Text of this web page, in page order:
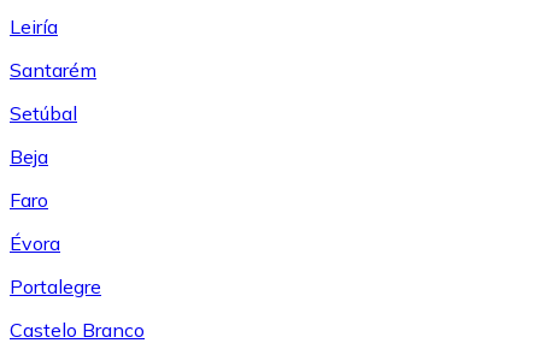
Leiría
Santarém
Setúbal
Beja
Faro
Évora
Portalegre
Castelo Branco